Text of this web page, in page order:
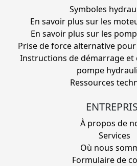
Symboles
En savoir plus sur les
En savoir plus sur les
Prise de force alternative
Instructions de démarrage et
pompe
Ressources
À propos de
Services
Où nous
Formulaire de